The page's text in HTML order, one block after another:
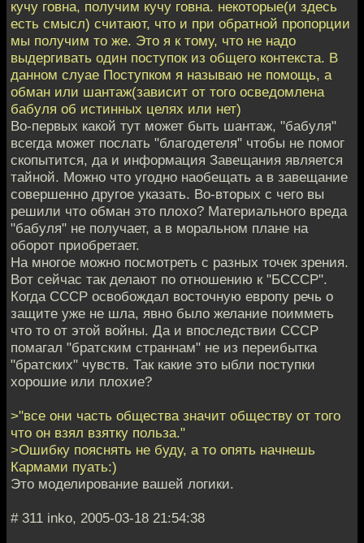
кучу говна, получим кучу говна. некоторые(и здесь
есть смысл) считают, что и при обратной пропорции
мы получим то же. Это я к тому, что не надо
выдергивать один поступок из общего контекста. В
данном слуае Поступком я называю не помощь, а
обман или шантаж(зависит от того осведомлена
бабуля об истинных целях или нет)
Во-первых какой тут может быть шантаж, "бабуля"
всегда может послать "благодетеля" чтобы не помог
скопытится, да и информация Завещания является
тайной. Можно что угодно наобещать а в завещание
совершенно другое указать. Во-вторых с чего вы
решили что обман это плохо? Материального вреда
"бабуля" не получает, а в моральном плане на
оборот приобретает.
На многое можно посмотреть с разных точек зрения.
Вот сейчас так делают по отношению к "БСССР".
Когда СССР освобождал восточную европу речь о
защите уже не шла, явно было желание поимметь
что то от этой войны. Да и впоследствии СССР
помагал "братским страннам" не из переибытка
"братских" чувств. Так какие это ыбли поступки
хорошие или плохие?
>"все они часть общества значит обществу от того
что он взял взятку польза."
>Ошибку пояснять не буду, а то опять начнешь
Кармами пуать:)
Это моделирование вашей логики.
# 311 inko, 2005-03-18 21:54:38